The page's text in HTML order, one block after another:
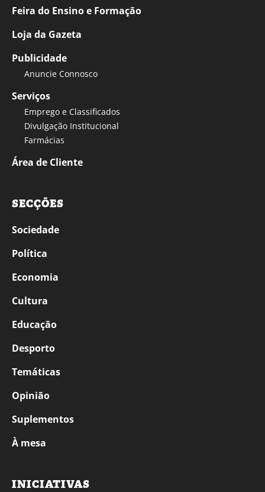
Feira do Ensino e Formação
Loja da Gazeta
Publicidade
Anuncie Connosco
Serviços
Emprego e Classificados
Divulgação Institucional
Farmácias
Área de Cliente
SECÇÕES
Sociedade
Política
Economia
Cultura
Educação
Desporto
Temáticas
Opinião
Suplementos
À mesa
INICIATIVAS